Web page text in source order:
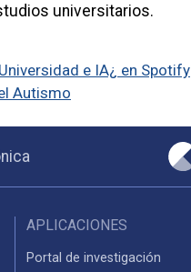
universitarios.
e IA¿ en Spotify
Autismo
APLICACIONES
Portal de investigación